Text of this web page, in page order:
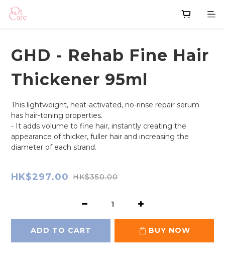
GHD - Rehab Fine Hair
Thickener 95ml
This lightweight, heat-activated, no-rinse repair serum
has hair-toning properties.
- It adds volume to fine hair, instantly creating the
appearance of thicker, fuller hair and increasing the
diameter of each strand.
HK$297.00 HK$350.00
ADD TO CART BUY NOW